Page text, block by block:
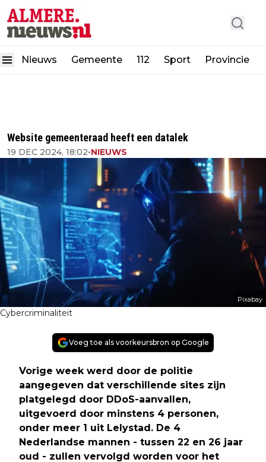
Nieuws Gemeente 112 Sport Provincie
Website gemeenteraad heeft een datalek
19 DEC 2024, 18:02•NIEUWS
Pixabay
Cybercriminaliteit
Voeg toe als voorkeursbron op Google
Vorige week werd door de politie
aangegeven dat verschillende sites zijn
platgelegd door DDoS-aanvallen,
uitgevoerd door minstens 4 personen,
onder meer 1 uit Lelystad. De 4
Nederlandse mannen - tussen 22 en 26 jaar
oud - zullen vervolgd worden voor het